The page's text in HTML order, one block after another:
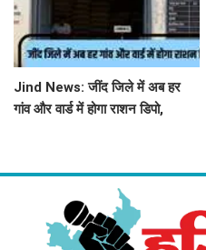
Jind News: जींद जिले में अब हर
गांव और वार्ड में होगा राशन डिपो,